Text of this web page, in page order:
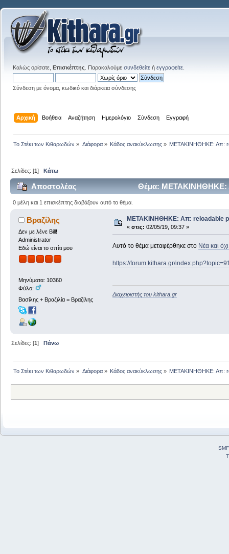
Καλώς ορίσατε, Επισκέπτης . Παρακαλούμε συνδεθείτε ή εγγραφείτε
Σύνδεση με όνομα, κωδικό και διάρκεια σύνδεσης
Αρχική Βοήθεια Αναζήτηση Ημερολόγιο Σύνδεση Εγγραφή
Το Στέκι των Κιθαρωδών » Διάφορα» Κάδος ανακύκλωσης» ΜΕΤΑΚΙΝΗΘΗΚΕ: Απ:
Σελίδες: [1]Κάτω
Αποστολέας Θέμα: ΜΕΤΑΚΙΝΗΘΗΚΕ:
0 μέλη και 1 επισκέπτης διαβάζουν αυτό το θέμα.
Βραζίλης
Δεν με λένε Bill!
Administrator
Εδώ είναι το σπίτι μου
Μηνύματα: 10360
Φύλο:
Βασίλης + Βραζιλία = Βραζίλης
ΜΕΤΑΚΙΝΗΘΗΚΕ: Απ: reloadable
« στις: 02/05/19, 09:37 »
Αυτό το θέμα μεταφέρθηκε στο Νέα και
https://forum.kithara.gr/
Διαχειριστής του kithara.gr
Σελίδες: [1]Πάνω
Το Στέκι των Κιθαρωδών » Διάφορα» Κάδος ανακύκλωσης» ΜΕΤΑΚΙΝΗΘΗΚΕ: Απ: